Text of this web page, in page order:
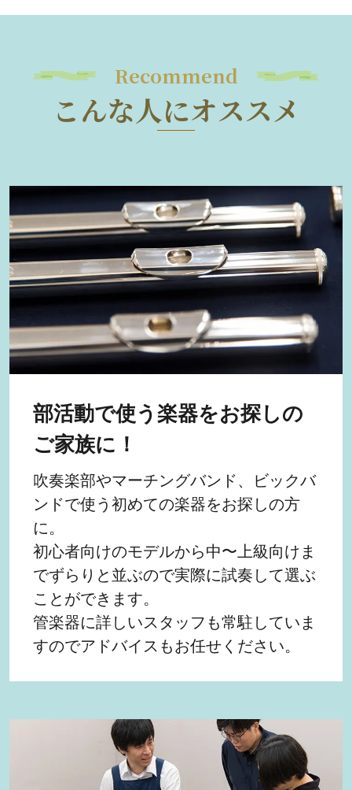
Recommend
こんな人にオススメ
部活動で使う楽器をお探しの
ご家族に！
吹奏楽部やマーチングバンド、ビックバ
ンドで使う初めての楽器をお探しの方
に。
初心者向けのモデルから中〜上級向けま
でずらりと並ぶので実際に試奏して選ぶ
ことができます。
管楽器に詳しいスタッフも常駐していま
すのでアドバイスもお任せください。